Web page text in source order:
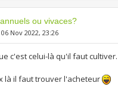
ou vivaces?
Nov 2022, 23:26
c'est celui-là qu'il faut cultiver.
là il faut trouver l'acheteur